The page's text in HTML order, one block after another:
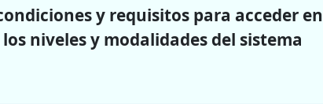
y requisitos para acceder en
niveles y modalidades del sistema